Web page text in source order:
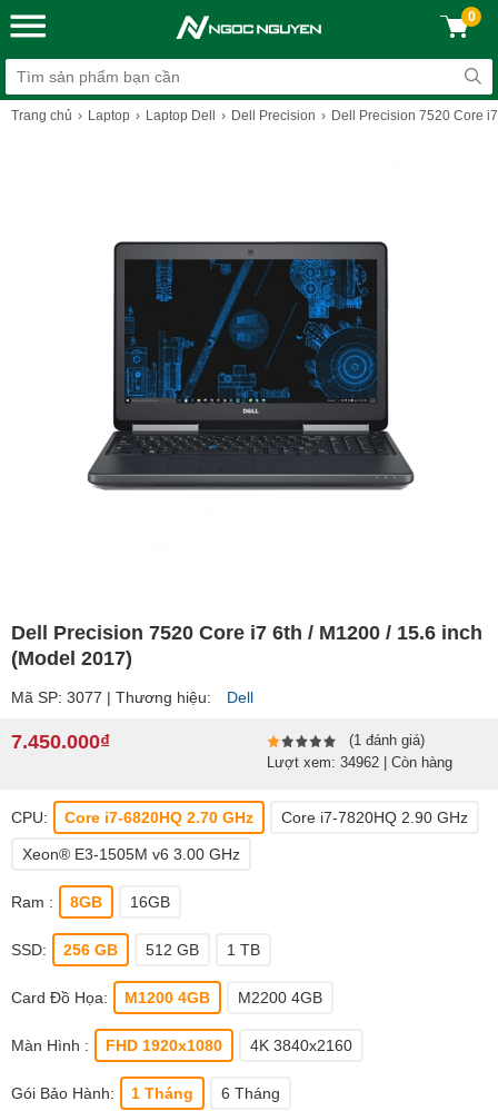
0
Trang chủ Laptop Laptop Dell Dell Precision ‎Dell Precision 7520 Core
‎Dell Precision 7520 Core i7 6th / M1200 / 15.6 inch
(Model 2017)
Mã SP: 3077 | Thương hiệu: Dell
7.450.000₫
(1 đánh giá)
Lượt xem: 34962 | Còn hàng
CPU: Core i7-6820HQ 2.70 GHz Core i7-7820HQ 2.90 GHz
Xeon® E3-1505M v6 3.00 GHz
Ram : 8GB 16GB
SSD: 256 GB 512 GB 1 TB
Card Đồ Họa: M1200 4GB M2200 4GB
Màn Hình : FHD 1920x1080 4K 3840x2160
Gói Bảo Hành: 1 Tháng 6 Tháng